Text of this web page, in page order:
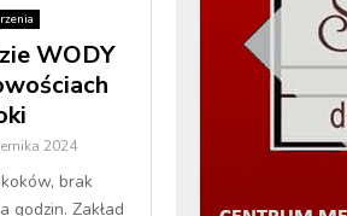
WODY
2024
brak
Zakład